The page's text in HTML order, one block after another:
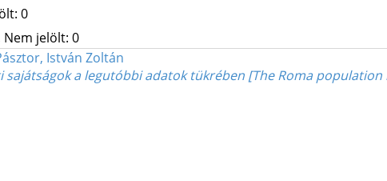
0
Nem jelölt: 0
István Zoltán
sajátságok a legutóbbi adatok tükrében [The Roma